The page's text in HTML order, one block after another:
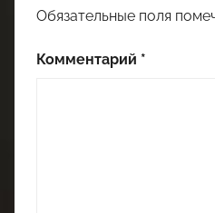
Обязательные поля
Комментарий *